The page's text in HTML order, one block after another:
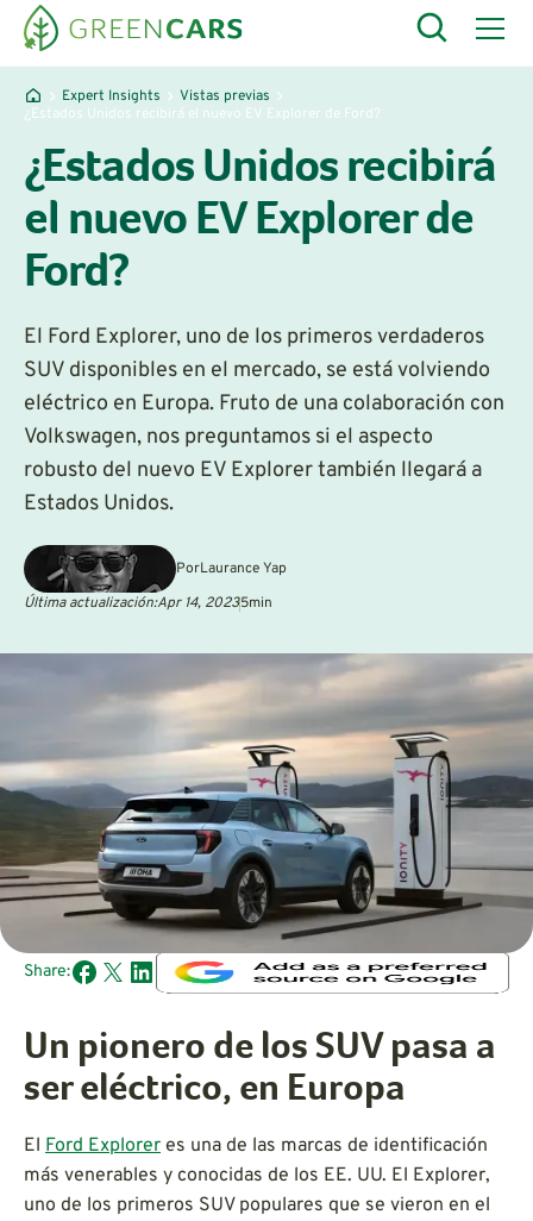
Expert Insights
Vistas previas
¿Estados Unidos recibirá el nuevo EV Explorer de Ford?
¿Estados Unidos recibirá
el nuevo EV Explorer de
Ford?
El Ford Explorer, uno de los primeros verdaderos
SUV disponibles en el mercado, se está volviendo
eléctrico en Europa. Fruto de una colaboración con
Volkswagen, nos preguntamos si el aspecto
robusto del nuevo EV Explorer también llegará a
Estados Unidos.
PorLaurance Yap
Última actualización:Apr 14, 20235min
Share:
Un pionero de los SUV pasa a
ser eléctrico, en Europa
El Ford Explorer es una de las marcas de identificación
más venerables y conocidas de los EE. UU. El Explorer,
uno de los primeros SUV populares que se vieron en el